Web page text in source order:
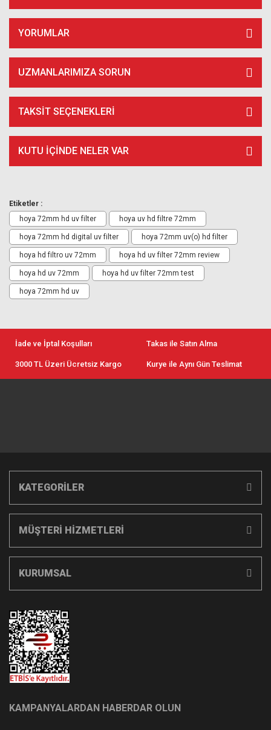
YORUMLAR
UZMANLARIMIZA SORUN
TAKSIT SEÇENEKLERI
KUTU İÇİNDE NELER VAR
Etiketler :
hoya 72mm hd uv filter
hoya uv hd filtre 72mm
hoya 72mm hd digital uv filter hoya 72mm uv(o) hd filter
hoya hd filtro uv 72mm hoya hd uv filter 72mm review
hoya hd uv 72mm hoya hd uv filter 72mm test
hoya 72mm hd uv
İade ve İptal Koşulları Takas ile Satın Alma
3000 TL Üzeri Ücretsiz Kargo Kurye ile Aynı Gün Teslimat
KATEGORİLER
MÜŞTERİ HİZMETLERİ
KURUMSAL
KAMPANYALARDAN HABERDAR OLUN